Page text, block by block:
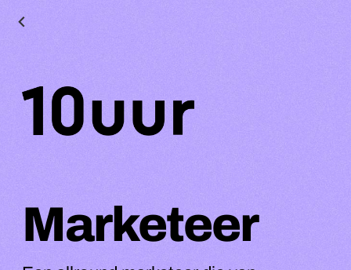
Marketeer